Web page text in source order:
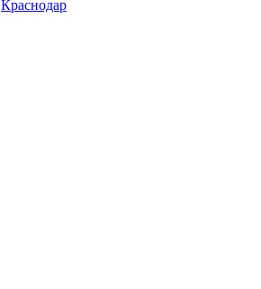
Краснодар